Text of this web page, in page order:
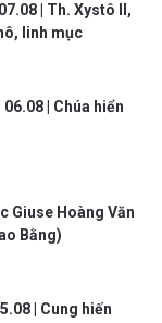
| Th. Xystô II,
linh mục
| Chúa hiển
Giuse Hoàng Văn
Bằng)
| Cung hiến